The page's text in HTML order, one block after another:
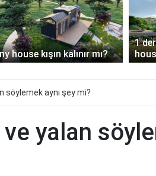
house kışın kalınır mı?
1
söylemek aynı şey mi?
yalan